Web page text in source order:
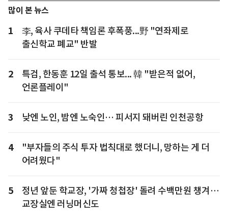
많이 본 뉴스
1
李, 육사 쿠데타 책임론 후폭풍...野 "연좌제로
출신학교 폐교" 반발
2
특검, 한동훈 12일 출석 통보... 韓 "받은적 없어,
언론플레이"
3 낮엔 노인, 밤엔 노숙인… 피서지 돼버린 인천공항
4
"부자들의 주식 투자 법칙대로 했더니, 망하는 게 더
어려웠다"
5
정년 앞둔 학교장, '가짜 청첩장' 돌려 수백만원 챙겨…
교장실엔 러닝머신도